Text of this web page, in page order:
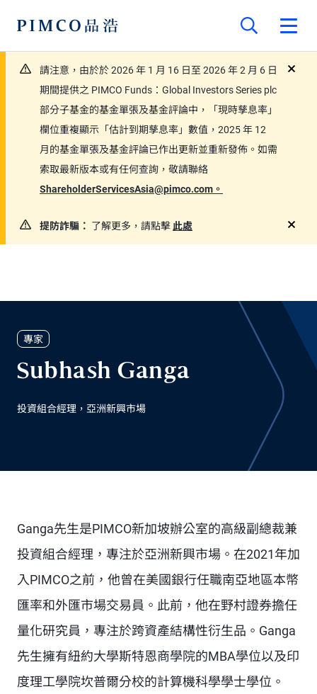
請注意，由於於 2026 年 1 月 16 日至 2026 年 2 月 6 日
期間提供之 PIMCO Funds：Global Investors Series plc
部分子基金的基金單張及基金評論中，「現時孳息率」
欄位重複顯示「估計到期孳息率」數值，2025 年 12
月的基金單張及基金評論已作出更新並重新發佈。如需
索取最新版本或有任何查詢，敬請聯絡
ShareholderServicesAsia@pimco.com。
提防詐騙： 了解更多，請點擊 此處
專家
Subhash Ganga
投資組合經理，亞洲新興市場
Ganga先生是PIMCO新加坡辦公室的高級副總裁兼
投資組合經理，專注於亞洲新興市場。在2021年加
入PIMCO之前，他曾在美國銀行任職南亞地區本幣
匯率和外匯市場交易員。此前，他在野村證券擔任
量化研究員，專注於跨資產結構性衍生品。Ganga
先生擁有紐約大學斯特恩商學院的MBA學位以及印
度理工學院坎普爾分校的計算機科學學士學位。